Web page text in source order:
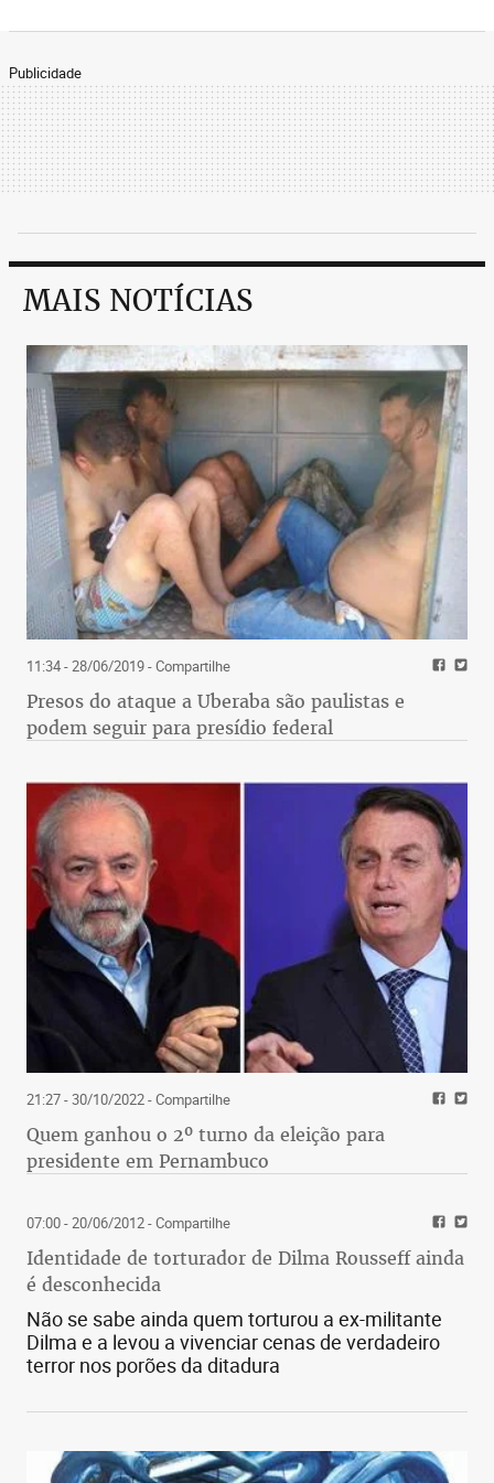
Publicidade
MAIS NOTÍCIAS
11:34 - 28/06/2019- Compartilhe
Presos do ataque a Uberaba são paulistas e
podem seguir para presídio federal
21:27 - 30/10/2022- Compartilhe
Quem ganhou o 2º turno da eleição para
presidente em Pernambuco
07:00 - 20/06/2012- Compartilhe
Identidade de torturador de Dilma Rousseff ainda
é desconhecida
Não se sabe ainda quem torturou a ex-militante
Dilma e a levou a vivenciar cenas de verdadeiro
terror nos porões da ditadura